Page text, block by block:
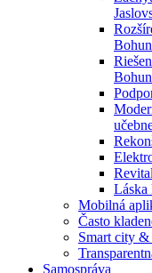
Láska
Mobilná
Často
Smart city &
Samospráva